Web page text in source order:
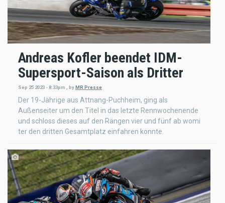
Andreas Kofler beendet IDM-
Supersport-Saison als Dritter
Sep 25 2023 - 8:33pm , byMR Presse
Der 19-Jährige aus Attnang-Puchheim, ging als
Außenseiter um den Titel in das letzte Rennwochenende
und schloss dieses auf den Rängen vier und fünf ab womi
ter den dritten Gesamtplatz einfahren konnte.